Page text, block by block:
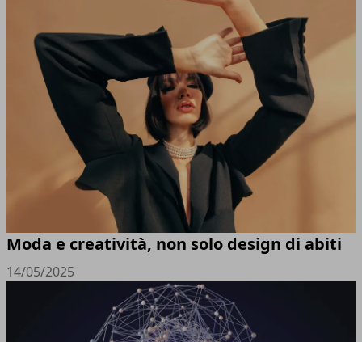
Moda e creatività, non solo design di abiti
14/05/2025